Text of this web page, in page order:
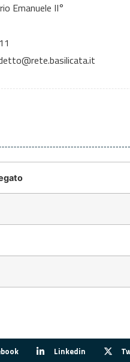
Emanuele II°
Linkedin